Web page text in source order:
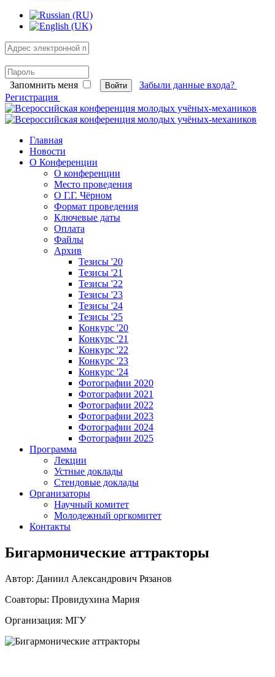
Запомнить меня Войти
Забыли данные входа?
Регистрация
Главная
Новости
О Конференции
О конференции
Место проведения
О Г.Г. Чёрном
Формат проведения
Ключевые даты
Оплата
Файлы
Архив
Тезисы '20
Тезисы '21
Тезисы '22
Тезисы '23
Тезисы '24
Тезисы '25
Конкурс '20
Конкурс '21
Конкурс '22
Конкурс '23
Конкурс '24
Фотографии 2020
Фотографии 2021
Фотографии 2022
Фотографии 2023
Фотографии 2024
Фотографии 2025
Программа
Лекции
Устные доклады
Стендовые доклады
Организаторы
Научный комитет
Молодежный оргкомитет
Контакты
Бигармонические аттракторы
Автор: Даниил Александрович Рязанов
Соавторы: Провидухина Мария
Организация: МГУ